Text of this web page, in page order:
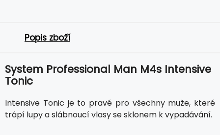
Popis zboží
System Professional Man M4s Intensive
Tonic
Intensive Tonic je to pravé pro všechny muže, které
trápí lupy a slábnoucí vlasy se sklonem k vypadávání.